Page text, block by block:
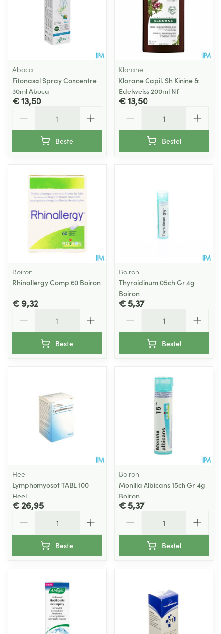
Aboca
Fitonasal Spray Concentre
30ml Aboca
€ 13,50
Bestel
Klorane
Klorane Capil. Sh Kinine &
Edelweiss 200ml Nf
€ 13,50
Bestel
Boiron
Rhinallergy Comp 60 Boiron
€ 9,32
Bestel
Boiron
Thyroidinum 05ch Gr 4g
Boiron
€ 5,37
Bestel
Heel
Lymphomyosot TABL 100
Heel
€ 26,95
Bestel
Boiron
Monilia Albicans 15ch Gr 4g
Boiron
€ 5,37
Bestel